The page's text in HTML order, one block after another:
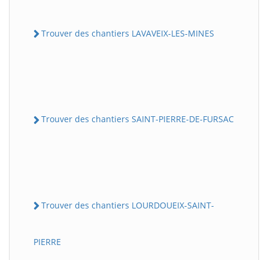
Trouver des chantiers LAVAVEIX-LES-MINES
Trouver des chantiers SAINT-PIERRE-DE-FURSAC
Trouver des chantiers LOURDOUEIX-SAINT-
PIERRE